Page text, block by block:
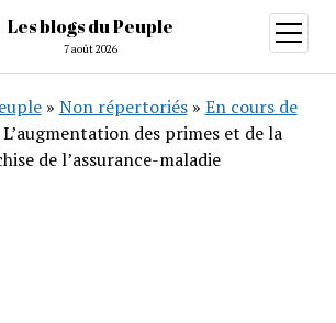
Les blogs du Peuple
7 août 2026
ouvrir
menu
» Non répertoriés» En cours de
L’augmentation des primes et de la
de l’assurance-maladie